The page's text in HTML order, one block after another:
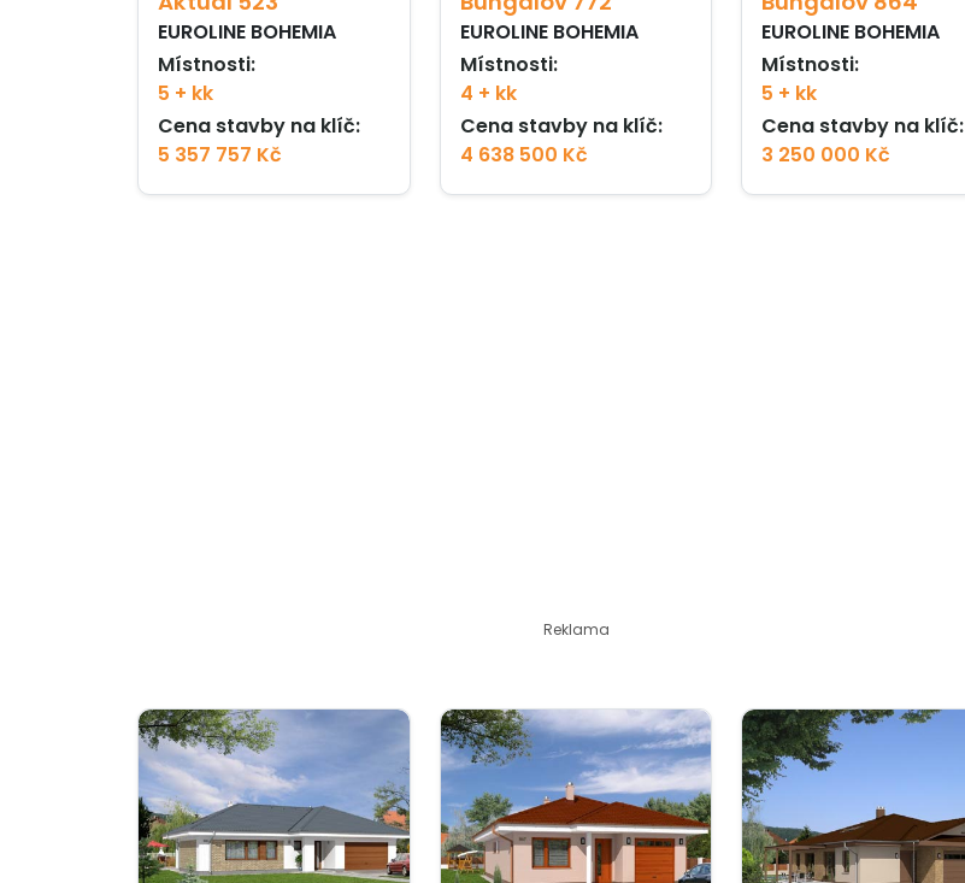
EUROLINE BOHEMIA
Místnosti:
5 + kk
Cena stavby na klíč:
5 357 757 Kč
EUROLINE BOHEMIA
Místnosti:
4 + kk
Cena stavby na klíč:
4 638 500 Kč
EUROLINE BOHEMIA
Místnosti:
5 + kk
Cena stavby na klíč:
3 250 000 Kč
Reklama